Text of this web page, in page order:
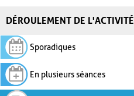
DÉROULEMENT DE L'ACTIVITÉ
Sporadiques
En plusieurs séances